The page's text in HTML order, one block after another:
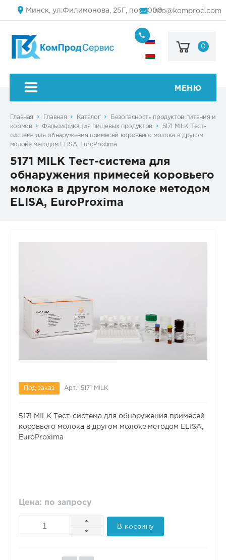
Минск, ул.Филимонова, 25Г, пом.1000info@komprod.com
(499)
444-
50
0
МЕНЮ
Главная Главная Каталог
Безопасность продуктов питания и
кормов
Фальсификация пищевых продуктов
5171 MILK Тест-
система для обнаружения примесей коровьего молока в другом
молоке методом ELISA, EuroProxima
5171 MILK Тест-система для
обнаружения примесей коровьего
молока в другом молоке методом
ELISA, EuroProxima
Под заказ Арт.: 5171 MILK
5171 MILK Тест-система для обнаружения примесей
коровьего молока в другом молоке методом ELISA,
EuroProxima
Цена: по запросу
В корзину